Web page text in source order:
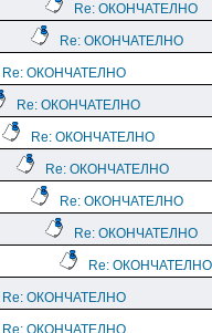
Re: ОКОНЧАТЕЛНО
Re: ОКОНЧАТЕЛНО
Re: ОКОНЧАТЕЛНО
Re: ОКОНЧАТЕЛНО
Re: ОКОНЧАТЕЛНО
Re: ОКОНЧАТЕЛНО
Re: ОКОНЧАТЕЛНО
Re: ОКОНЧАТЕЛНО
Re: ОКОНЧАТЕЛНО
Re: ОКОНЧАТЕЛНО
Re: ОКОНЧАТЕЛНО